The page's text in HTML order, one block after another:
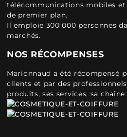
télécommunications mobiles
de premier plan.
Il emploie 300 000 personnes
marchés.
NOS RÉCOMPENSES
Marionnaud a été récompensé
clients et par des
produits, ses services, sa